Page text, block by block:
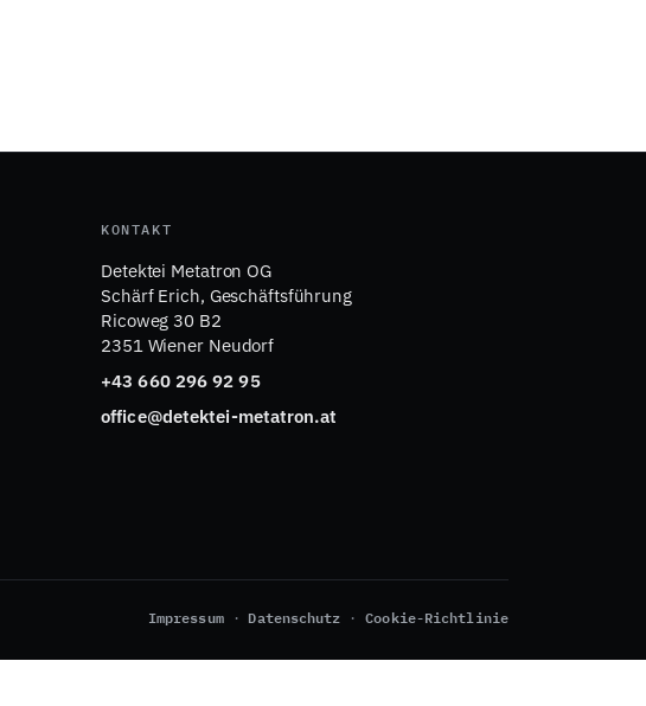
KONTAKT
Detektei Metatron OG
Schärf Erich, Geschäftsführung
Ricoweg 30 B2
2351 Wiener Neudorf
+43 660 296 92 95
office@detektei-metatron.at
Impressum· Datenschutz ·Cookie-Richtlinie